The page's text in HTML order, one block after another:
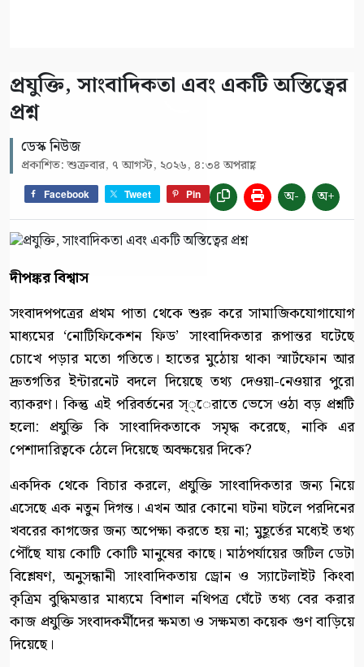
প্রযুক্তি, সাংবাদিকতা এবং একটি অস্তিত্বের
প্রশ্ন
ডেস্ক নিউজ
প্রকাশিত: শুক্রবার, ৭ আগস্ট, ২০২৬, ৪:৩৪ অপরাহ্ণ
Facebook Tweet Pin অ- অ+
দীপঙ্কর বিশ্বাস
সংবাদপপত্রের প্রথম পাতা থেকে শুরু করে সামাজিকযোগাযোগ
মাধ্যমের ‘নোটিফিকেশন ফিড’ সাংবাদিকতার রূপান্তর ঘটেছে
চোখে পড়ার মতো গতিতে। হাতের মুঠোয় থাকা স্মার্টফোন আর
দ্রুতগতির ইন্টারনেট বদলে দিয়েছে তথ্য দেওয়া-নেওয়ার পুরো
ব্যাকরণ। কিন্তু এই পরিবর্তনের স্্েরাতে ভেসে ওঠা বড় প্রশ্নটি
হলো: প্রযুক্তি কি সাংবাদিকতাকে সমৃদ্ধ করেছে, নাকি এর
পেশাদারিত্বকে ঠেলে দিয়েছে অবক্ষয়ের দিকে?
একদিক থেকে বিচার করলে, প্রযুক্তি সাংবাদিকতার জন্য নিয়ে
এসেছে এক নতুন দিগন্ত। এখন আর কোনো ঘটনা ঘটলে পরদিনের
খবরের কাগজের জন্য অপেক্ষা করতে হয় না; মুহূর্তের মধ্যেই তথ্য
পৌঁছে যায় কোটি কোটি মানুষের কাছে। মাঠপর্যায়ের জটিল ডেটা
বিশ্লেষণ, অনুসন্ধানী সাংবাদিকতায় ড্রোন ও স্যাটেলাইট কিংবা
কৃত্রিম বুদ্ধিমত্তার মাধ্যমে বিশাল নথিপত্র ঘেঁটে তথ্য বের করার
কাজ প্রযুক্তি সংবাদকর্মীদের ক্ষমতা ও সক্ষমতা কয়েক গুণ বাড়িয়ে
দিয়েছে।